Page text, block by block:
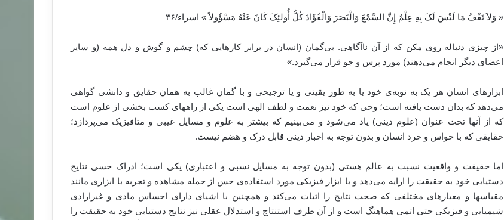
«‏ وَلاَ تَقْفُ مَا لَیْسَ لَکَ بِهِ عِلْمٌ إِنَّ السَّمْعَ وَالْبَصَرَ وَالْفُؤَادَ کُلُّ أُولئِکَ کَانَ عَنْهُ مَسْؤُولاً ‏» اسراء/۳۶
«از چیزی دنباله روی مکن که از آن ناآگاهی. بی‌گمان (انسان در برابر کارهایی که) چشم و گوش و دل همه (و سایر
اعضای دیگر انجام می‌دهند) مورد پرس و جو قرار می‌گیرد.»
ابزارهای انسان هر یک به نوبه‌ی خود یا به طور یقینی و یا ترجیحی و با گمان غالب به همان حقایق و دانشی گواهی
می‌دهد که بدان دست یافته است؛ وحی که خود نیز نعمت و لطف الهی است یکی از راههای کسب بخشی از علوم است
که از آنها تحت عنوان (علوم دینی) یاد می‌شود و می‌بینیم که بیشتر به علوم و مسایل غیبی و متافیزیک می‌پردازد؛
حقایقی که با حواس و خرد انسان و بدون توجه به اخبار دینی قابل درک و هضم نیست.
اما حقیقت و واقعیت نسبت به عالم هستی (بدون توجه به مسایل نسبی و اعتباری) یکی است؛ ادراک حسی نتایج
دستیابی خود به حقیقت را ارایه می‌دهد و با ابزار فیزیکی مورد استفاده‌ی حس از جمله مشاهده و تجربه با ابزاری مانند
مقیاسها و معیارهای مختلفی که صحت نتایج را اثبات می‌کند و همچنین با اشیای دارای احساس مادی و غیرارادی
شیمیایی و فیزیکی حتی اتمی هماهنگ است و از آن طرف استنتاج و استدلال عقلی نیز نتایج دستیابی خود به حقیقت را